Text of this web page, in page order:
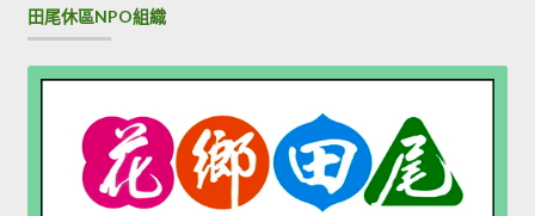
田尾休區NPO組織